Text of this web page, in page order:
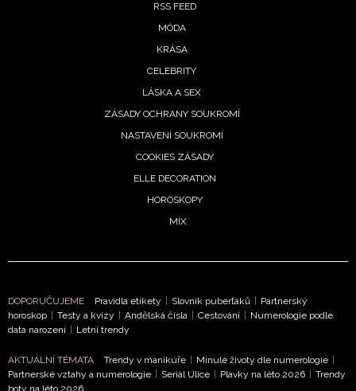
potvrzujete, že jste se seznámili seZásadami
ochrany soukromí
vyhodnocení akce a zasílání novinek.
RSS FEED
MÓDA
KRÁSA
CELEBRITY
LÁSKA A SEX
ZÁSADY OCHRANY SOUKROMÍ
NASTAVENÍ SOUKROMÍ
COOKIES ZÁSADY
ELLE DECORATION
HOROSKOPY
MIX
DOPORUČUJEME Pravidla etikety Slovník puberťáků
Partnerský
horoskop
Testy a kvízy Andělská čísla Cestování
Numerologie podle
data narození
Letní trendy
AKTUÁLNÍ TÉMATA Trendy v manikúře Minulé životy dle numerologie
Partnerské vztahy a numerologie
Seriál Ulice Plavky na léto 2026
Trendy
boty na léto 2026